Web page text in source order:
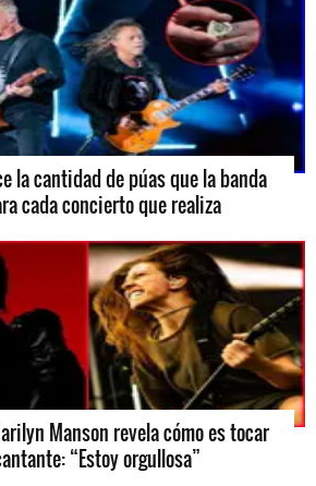
la cantidad de púas que la banda
cada concierto que realiza
Manson revela cómo es tocar
“Estoy orgullosa”